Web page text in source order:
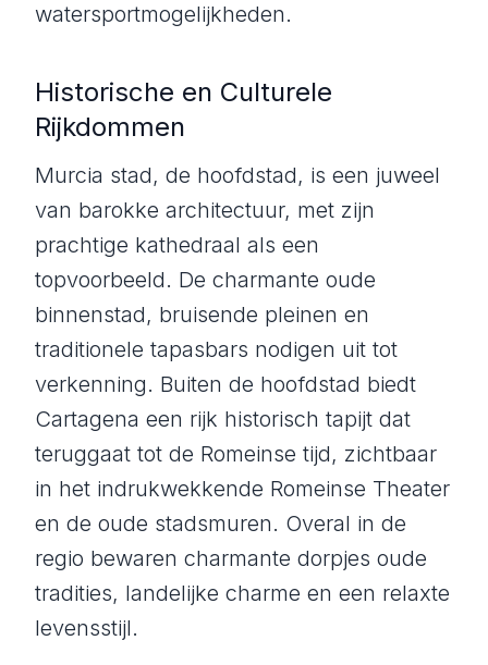
watersportmogelijkheden.
Historische en Culturele
Rijkdommen
Murcia stad, de hoofdstad, is een juweel
van barokke architectuur, met zijn
prachtige kathedraal als een
topvoorbeeld. De charmante oude
binnenstad, bruisende pleinen en
traditionele tapasbars nodigen uit tot
verkenning. Buiten de hoofdstad biedt
Cartagena een rijk historisch tapijt dat
teruggaat tot de Romeinse tijd, zichtbaar
in het indrukwekkende Romeinse Theater
en de oude stadsmuren. Overal in de
regio bewaren charmante dorpjes oude
tradities, landelijke charme en een relaxte
levensstijl.